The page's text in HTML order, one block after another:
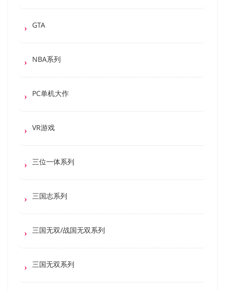
GTA
NBA系列
PC单机大作
VR游戏
三位一体系列
三国志系列
三国无双/战国无双系列
三国无双系列